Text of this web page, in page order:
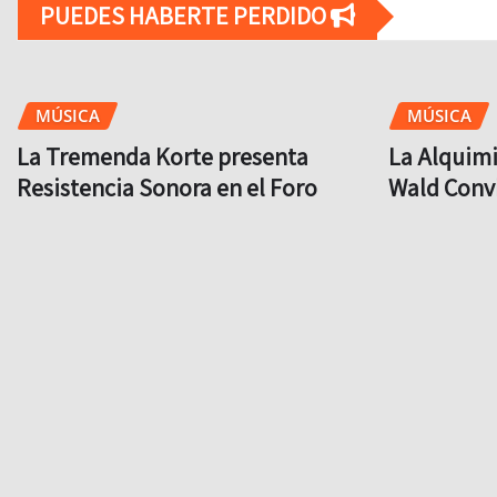
PUEDES HABERTE PERDIDO
MÚSICA
La Tremenda Korte presenta
Resistencia Sonora en el Foro
MÚSICA
La
Wald